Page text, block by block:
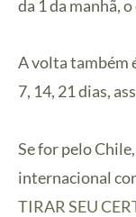
da 1 da manhã,
A volta também
7, 14, 21 dias,
Se for pelo
internacional
TIRAR SEU